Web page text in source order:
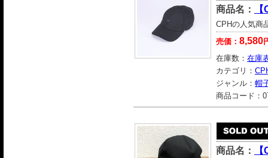
商品名：
CPHの人気商
売価： 8,580
在庫数： 在庫
カテゴリ：
ジャンル： 帽
商品コード：
商品名：